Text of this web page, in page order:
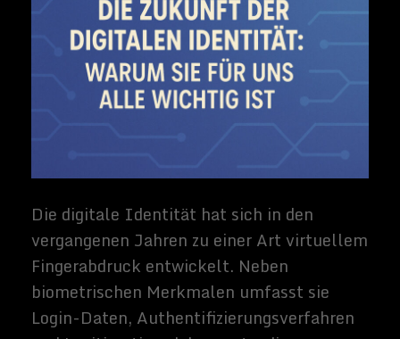
essenzielles Vehikel, das viele Bereiche des
Alltags gestaltet – sei es beim Online-
Banking, in sozialen Netzwerken oder in
beruflichen Kontexten. Wer eine
reibungslose Interaktion im Internet
anstrebt, stößt schnell auf die Bedeutung
gesellschaftliche Teilhabe. Zukünftige
noch vertiefen und neue Standards
etablieren.
Grundlagen und aktuelle
Entwicklungen
In zahlreichen Sektoren nimmt die digitale